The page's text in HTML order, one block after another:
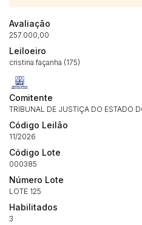
Avaliação
257.000,00
Leiloeiro
cristina façanha (175)
Comitente
TRIBUNAL DE JUSTIÇA DO ESTADO
Código Leilão
11/2026
Código Lote
000385
Número Lote
LOTE 125
Habilitados
3
Envie sua Proposta
(Art. 895, CPC)
Data
Clique aqui para fazer login
Habilite-se para efetuar
propostas